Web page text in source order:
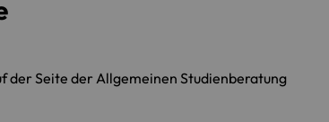
der Seite der Allgemeinen Studienberatung